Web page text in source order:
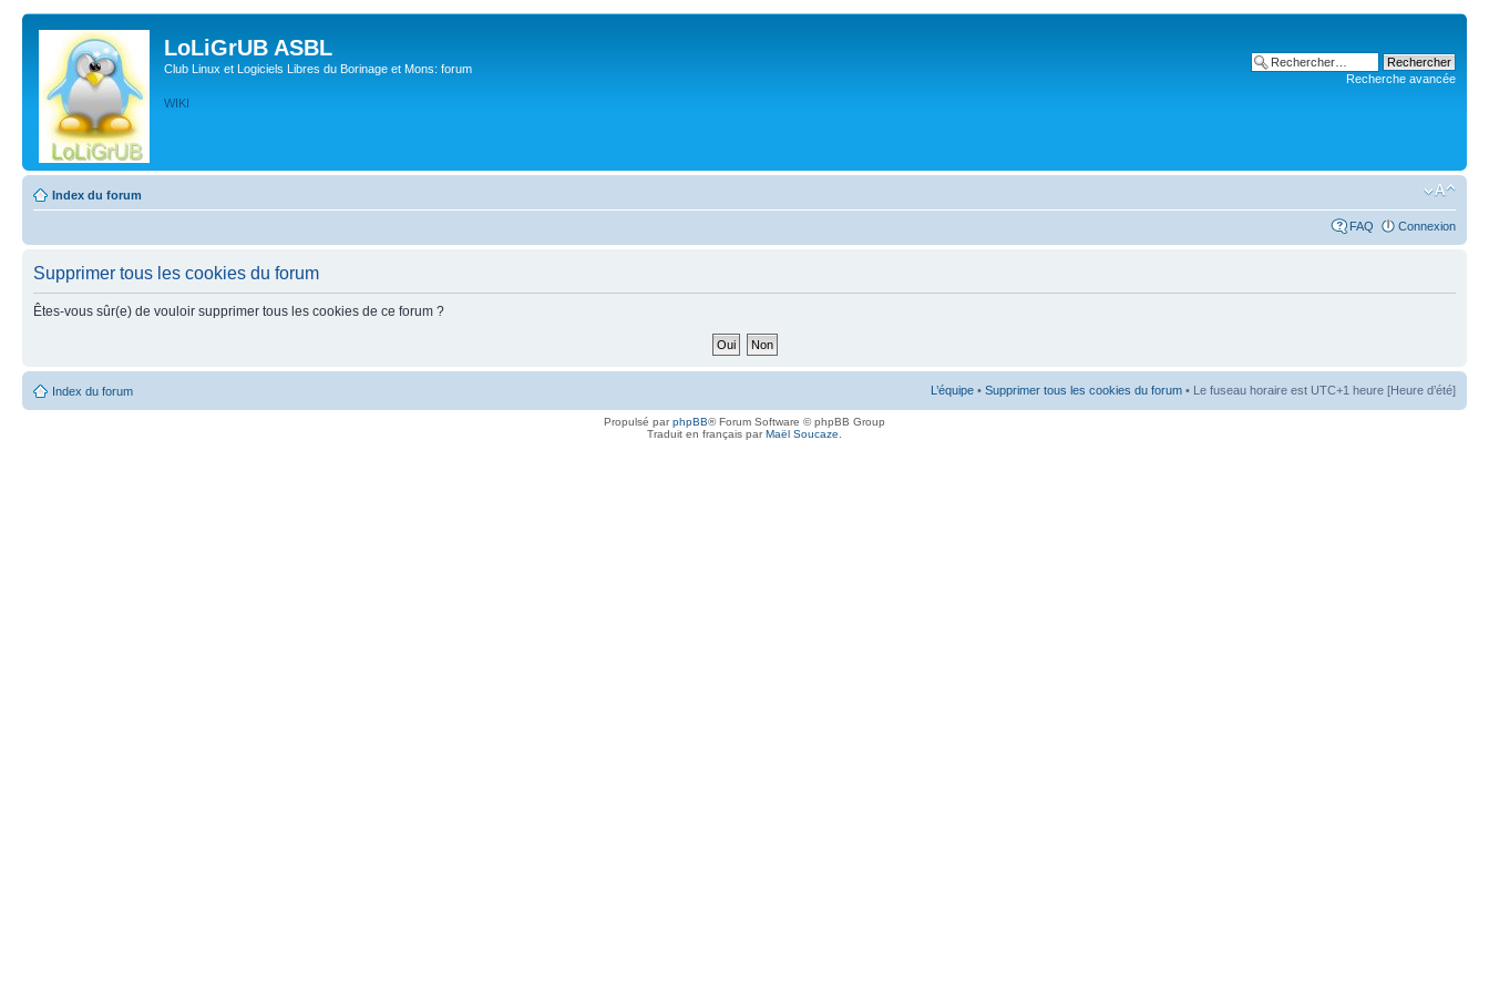
LoLiGrUB ASBL
Club Linux et Logiciels Libres du Borinage et Mons: forum
WIKI
Recherche avancée
Index du forum
FAQ Connexion
Supprimer tous les cookies du forum
Êtes-vous sûr(e) de vouloir supprimer tous les cookies de ce forum ?
Index du forum L’équipe • Supprimer tous les cookies du forum • Le fuseau horaire est UTC+1 heure [Heure d’été]
Propulsé parphpBB® Forum Software © phpBB Group
Traduit en français parMaël Soucaze